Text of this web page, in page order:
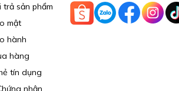
linh hoạt của rèm lá dọc là khi có thể xoay lật và
trả sản phẩm
mật
hành
hàng
tín dụng
nhận